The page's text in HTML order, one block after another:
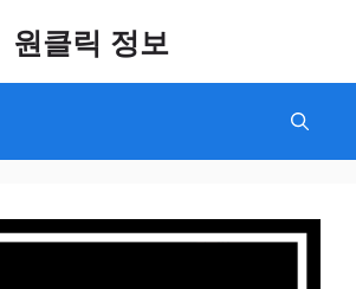
원클릭 정보